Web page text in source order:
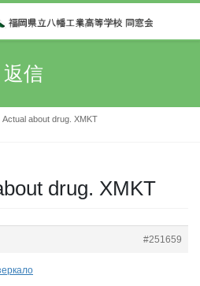
返信
Actual about drug. XMKT
drug. XMKT
#251659